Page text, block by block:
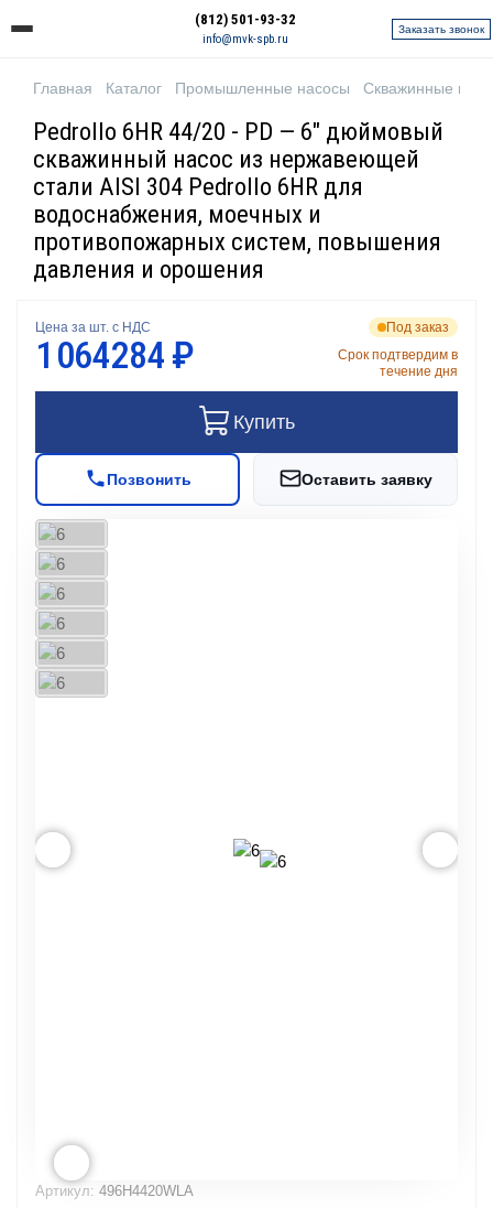
(812) 501-93-32
info@mvk-spb.ru
Заказать звонок
Главная Каталог Промышленные насосы Скважинные
Pedrollo 6HR 44/20 - PD — 6" дюймовый
скважинный насос из нержавеющей
стали AISI 304 Pedrollo 6HR для
водоснабжения, моечных и
противопожарных систем, повышения
давления и орошения
Артикул: 496H4420WLA
Цена за шт. с НДС
1 064 284 ₽
Под заказ
Срок подтвердим в
течение дня
Купить
Позвонить Оставить заявку